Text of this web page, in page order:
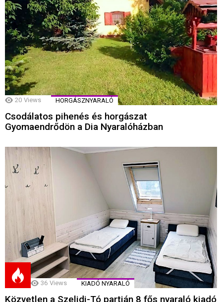
20 Views HORGÁSZNYARALÓ
Csodálatos pihenés és horgászat
Gyomaendrődön a Dia Nyaralóházban
36 Views KIADÓ NYARALÓ
Közvetlen a Szelidi-Tó partján 8 fős nyaraló kiadó